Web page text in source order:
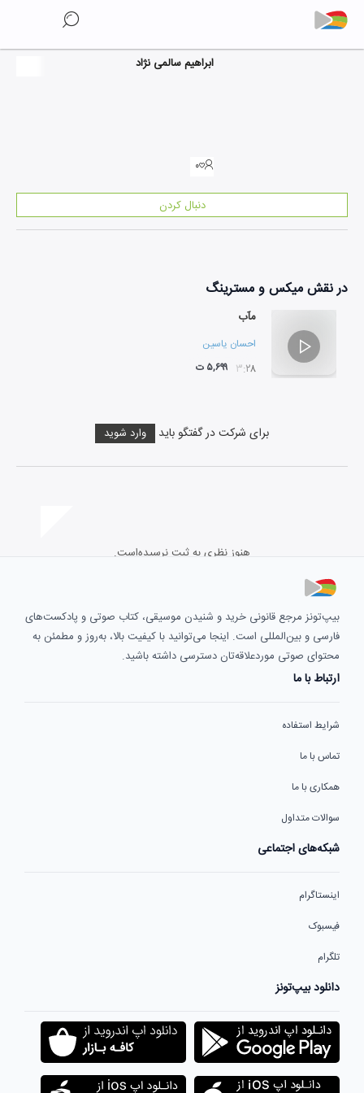
ابراهیم سالمی نژاد
۰
دنبال کردن
در نقشمیکس و مسترینگ
مآب
احسان یاسین
۰۳:۲۸ ۵,۶۹۹ ت
برای شرکت در گفتگو باید وارد شوید
هنوز نظری به ثبت نرسیده‌است.
بیپ‌تونز مرجع قانونی خرید و شنیدن موسیقی، کتاب صوتی و پادکست‌های
فارسی و بین‌المللی است. اینجا می‌توانید با کیفیت بالا، به‌روز و مطمئن به
محتوای صوتی موردعلاقه‌تان دسترسی داشته باشید.
ارتباط با ما
شرایط استفاده
تماس با ما
همکاری با ما
سوالات متداول
شبکه‌های اجتماعی
اینستاگرام
فیسبوک
تلگرام
دانلود بیپ‌تونز